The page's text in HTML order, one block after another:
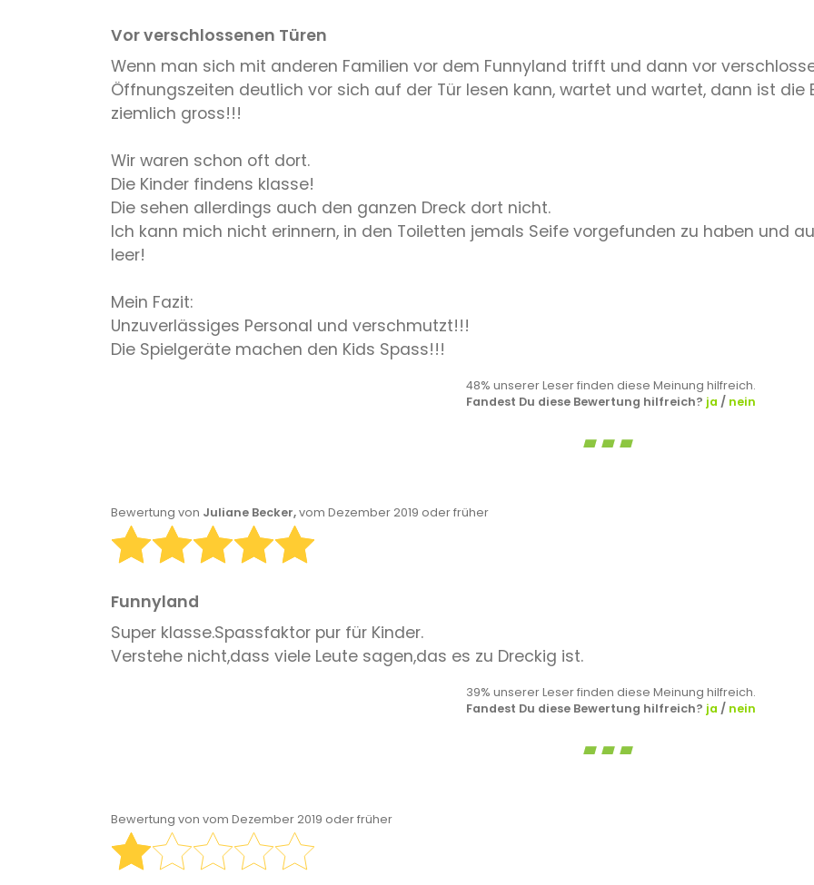
Vor verschlossenen Türen
Wenn man sich mit anderen Familien vor dem Funnyland trifft und dann vor
Öffnungszeiten deutlich vor sich auf der Tür lesen kann, wartet und wartet, dann ist die
ziemlich gross!!!
Wir waren schon oft dort.
Die Kinder findens klasse!
Die sehen allerdings auch den ganzen Dreck dort nicht.
Ich kann mich nicht erinnern, in den Toiletten jemals Seife vorgefunden zu haben und
leer!
Mein Fazit:
Unzuverlässiges Personal und verschmutzt!!!
Die Spielgeräte machen den Kids Spass!!!
48% unserer Leser finden diese Meinung hilfreich.
Fandest Du diese Bewertung hilfreich? ja / nein
Bewertung von Juliane Becker,vom Dezember 2019 oder früher
Funnyland
Super klasse.Spassfaktor pur für Kinder.
Verstehe nicht,dass viele Leute sagen,das es zu Dreckig ist.
39% unserer Leser finden diese Meinung hilfreich.
Fandest Du diese Bewertung hilfreich? ja / nein
Bewertung von vom Dezember 2019 oder früher